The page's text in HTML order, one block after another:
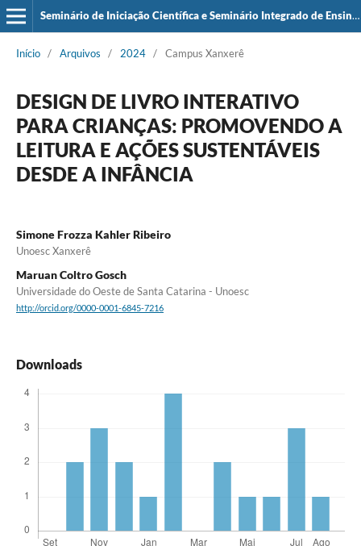
Seminário de Iniciação Científica e Seminário Integrado de Ensino, Pesquisa e Extensão (SIEPE)
Início / Arquivos / 2024 / Campus Xanxerê
DESIGN DE LIVRO INTERATIVO
PARA CRIANÇAS: PROMOVENDO A
LEITURA E AÇÕES SUSTENTÁVEIS
DESDE A INFÂNCIA
Simone Frozza Kahler Ribeiro
Unoesc Xanxerê
Maruan Coltro Gosch
Universidade do Oeste de Santa Catarina - Unoesc
http://orcid.org/0000-0001-6845-7216
Downloads